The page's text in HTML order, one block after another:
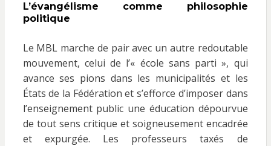
L’évangélisme comme philosophie
politique
Le MBL marche de pair avec un autre redoutable
mouvement, celui de l’« école sans parti », qui
avance ses pions dans les municipalités et les
États de la Fédération et s’efforce d’imposer dans
l’enseignement public une éducation dépourvue
de tout sens critique et soigneusement encadrée
et expurgée. Les professeurs taxés de